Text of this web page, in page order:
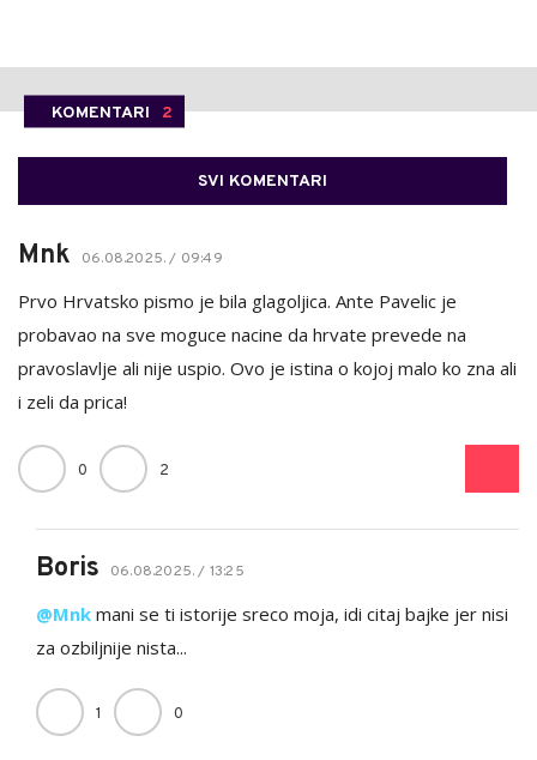
KOMENTARI 2
SVI KOMENTARI
Mnk 06.08.2025. / 09:49
Prvo Hrvatsko pismo je bila glagoljica. Ante Pavelic je
probavao na sve moguce nacine da hrvate prevede na
pravoslavlje ali nije uspio. Ovo je istina o kojoj malo ko zna ali
i zeli da prica!
0 2
Boris 06.08.2025. / 13:25
@Mnk mani se ti istorije sreco moja, idi citaj bajke jer nisi
za ozbiljnije nista...
1 0